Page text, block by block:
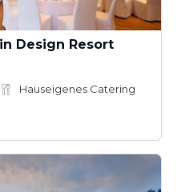
Design Resort
Hauseigenes Catering